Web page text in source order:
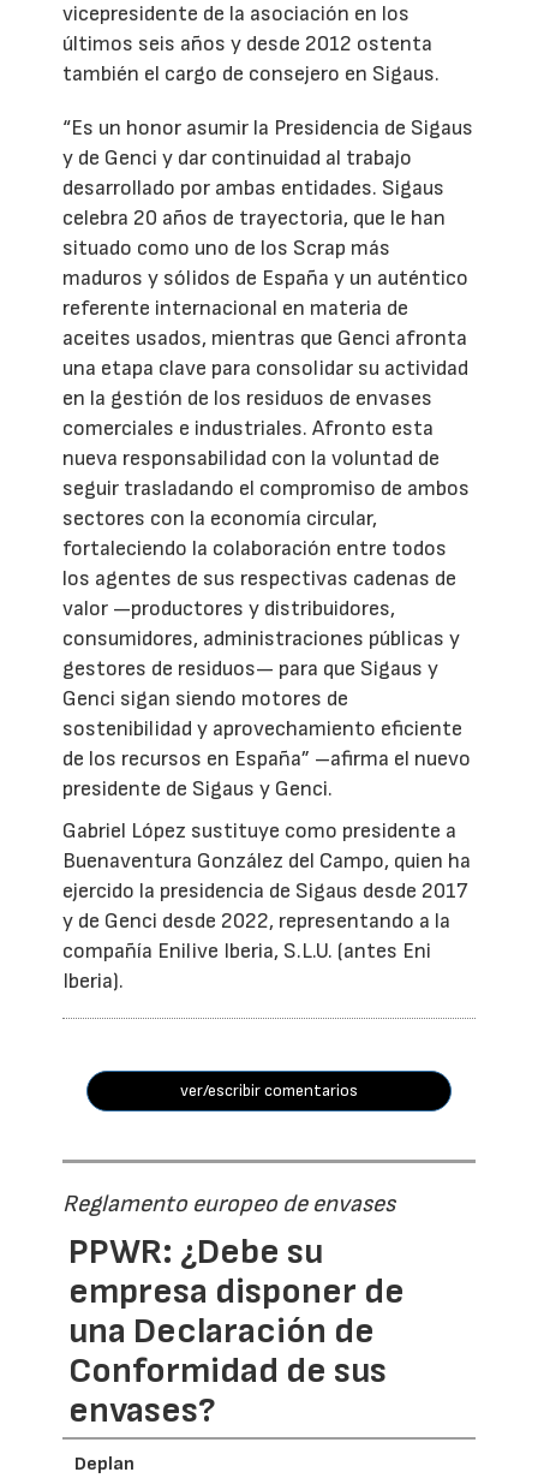
vicepresidente de la asociación en los
últimos seis años y desde 2012 ostenta
también el cargo de consejero en Sigaus.
“Es un honor asumir la Presidencia de Sigaus
y de Genci y dar continuidad al trabajo
desarrollado por ambas entidades. Sigaus
celebra 20 años de trayectoria, que le han
situado como uno de los Scrap más
maduros y sólidos de España y un auténtico
referente internacional en materia de
aceites usados, mientras que Genci afronta
una etapa clave para consolidar su actividad
en la gestión de los residuos de envases
comerciales e industriales. Afronto esta
nueva responsabilidad con la voluntad de
seguir trasladando el compromiso de ambos
sectores con la economía circular,
fortaleciendo la colaboración entre todos
los agentes de sus respectivas cadenas de
valor —productores y distribuidores,
consumidores, administraciones públicas y
gestores de residuos— para que Sigaus y
Genci sigan siendo motores de
sostenibilidad y aprovechamiento eficiente
de los recursos en España” –afirma el nuevo
presidente de Sigaus y Genci.
Gabriel López sustituye como presidente a
Buenaventura González del Campo, quien ha
ejercido la presidencia de Sigaus desde 2017
y de Genci desde 2022, representando a la
compañía Enilive Iberia, S.L.U. (antes Eni
Iberia).
ver/escribir comentarios
Reglamento europeo de envases
PPWR: ¿Debe su
empresa disponer de
una Declaración de
Conformidad de sus
envases?
Deplan